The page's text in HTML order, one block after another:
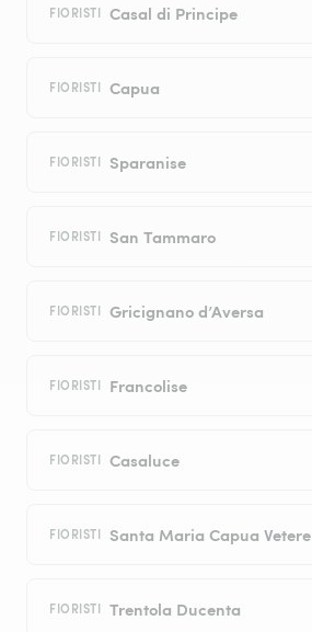
FIORISTI Casal di Principe
FIORISTI Capua
FIORISTI Sparanise
FIORISTI San Tammaro
FIORISTI Gricignano d’Aversa
FIORISTI Francolise
FIORISTI Casaluce
FIORISTI Santa Maria Capua Vetere
FIORISTI Trentola Ducenta